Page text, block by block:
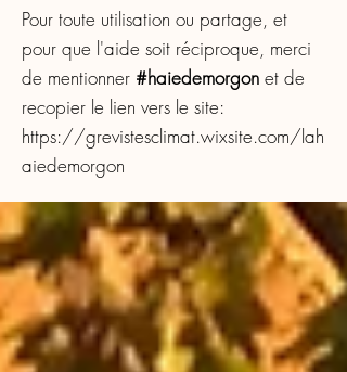
Pour toute utilisation ou partage, et
pour que l'aide soit réciproque, merci
de mentionner #haiedemorgon et de
recopier le lien vers le site:
https://grevistesclimat.wixsite.com/lah
aiedemorgon